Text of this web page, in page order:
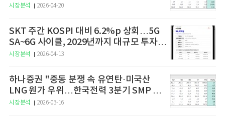
시장분석 2026-04-20
SKT 주간 KOSPI 대비 6.2%p 상회…5G
SA~6G 사이클, 2029년까지 대규모 투자
예고
시장분석 2026-04-13
하나증권 "중동 분쟁 속 유연탄·미국산
LNG 원가 우위…한국전력 3분기 SMP 상
승 전망"
시장분석 2026-03-16